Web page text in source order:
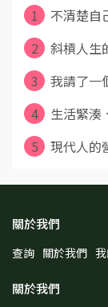
1
不清楚自
2
斜槓人生
3
我請了⼀
4
⽣活緊湊
5
現代⼈的
關於我們
查詢 關於我們
關於我們